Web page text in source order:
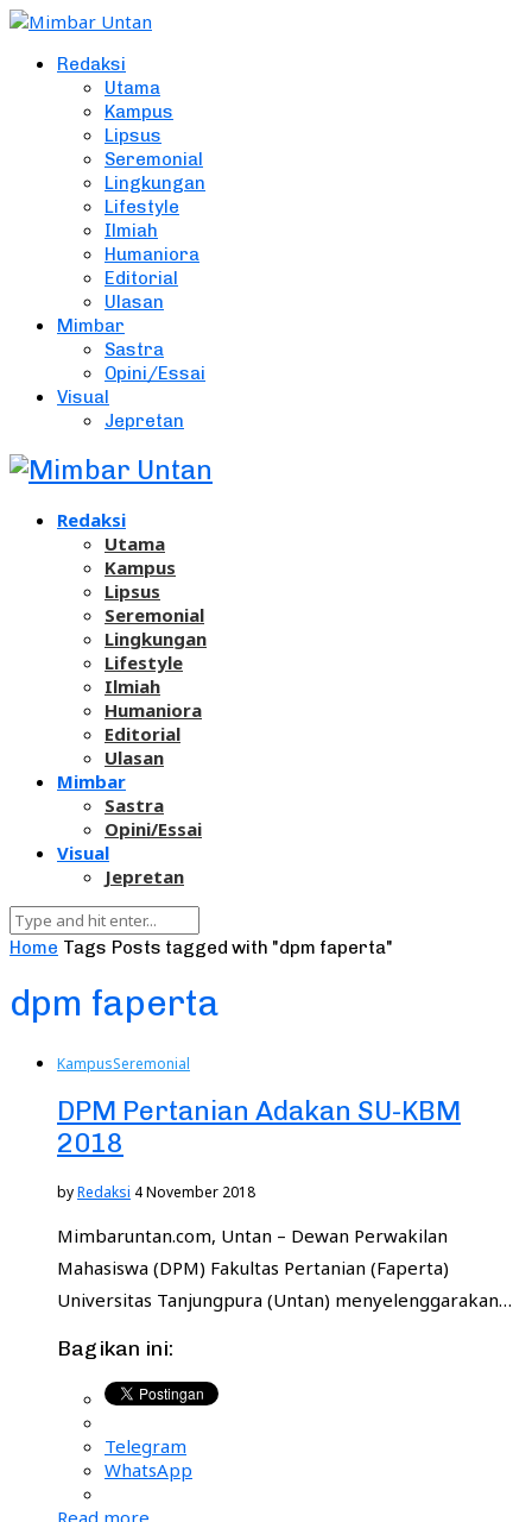
Redaksi
Utama
Kampus
Lipsus
Seremonial
Lingkungan
Lifestyle
Ilmiah
Humaniora
Editorial
Ulasan
Mimbar
Sastra
Opini/Essai
Visual
Jepretan
Redaksi
Utama
Kampus
Lipsus
Seremonial
Lingkungan
Lifestyle
Ilmiah
Humaniora
Editorial
Ulasan
Mimbar
Sastra
Opini/Essai
Visual
Jepretan
Home Tags Posts tagged with "dpm faperta"
dpm faperta
KampusSeremonial
DPM Pertanian Adakan SU-KBM
2018
byRedaksi 4 November 2018
Mimbaruntan.com, Untan – Dewan Perwakilan
Mahasiswa (DPM) Fakultas Pertanian (Faperta)
Universitas Tanjungpura (Untan) menyelenggarakan…
Bagikan ini:
Telegram
WhatsApp
Read more